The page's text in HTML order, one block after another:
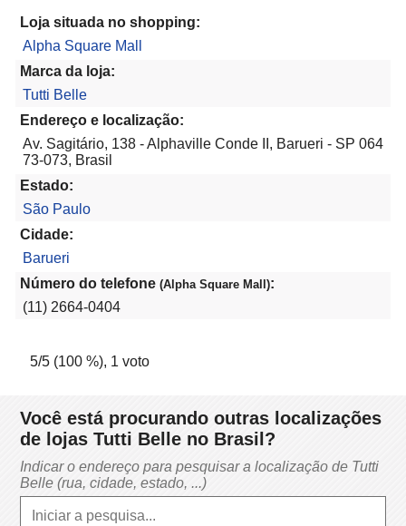
Loja situada no shopping:
Alpha Square Mall
Marca da loja:
Tutti Belle
Endereço e localização:
Av. Sagitário, 138 - Alphaville Conde II, Barueri - SP 064
73-073, Brasil
Estado:
São Paulo
Cidade:
Barueri
Número do telefone (Alpha Square Mall):
(11) 2664-0404
5/5 (100 %), 1 voto
Você está procurando outras localizações
de lojas Tutti Belle no Brasil?
Indicar o endereço para pesquisar a localização de Tutti
Belle (rua, cidade, estado, ...)